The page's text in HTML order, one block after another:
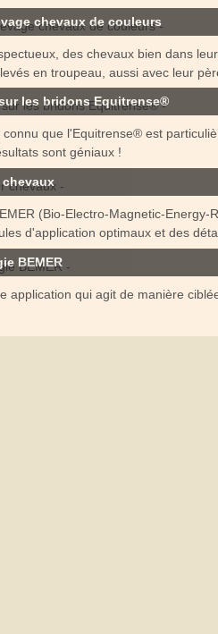
chevaux de couleurs
des chevaux bien dans
en troupeau, aussi avec leur
les bridons Equitrense®
connu que l'Equitrense® est
sont géniaux !
chevaux
(Bio-Electro-Magnetic-
d'application optimaux et des
BEMER
application qui agit de manière